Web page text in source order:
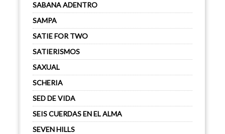
SABANA ADENTRO
SAMPA
SATIE FOR TWO
SATIERISMOS
SAXUAL
SCHERIA
SED DE VIDA
SEIS CUERDAS EN EL ALMA
SEVEN HILLS